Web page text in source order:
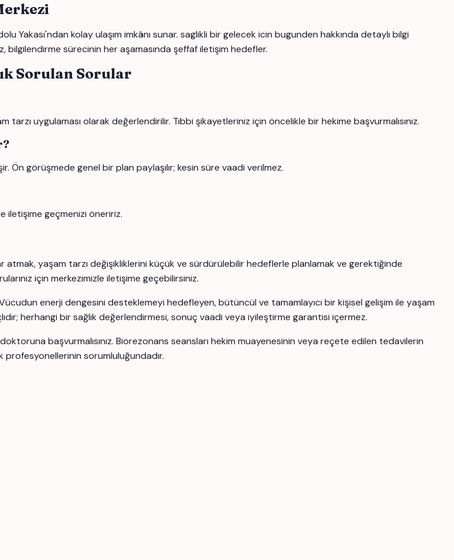
Yakası'ndan kolay ulaşım imkânı sunar. saglikli bir gelecek icin bugunden hakkında detaylı bilgi
bilgilendirme sürecinin her aşamasında şeffaf iletişim hedefler.
Sorulan Sorular
uygulaması olarak değerlendirilir. Tıbbi şikayetleriniz için öncelikle bir hekime başvurmalısınız.
Ön görüşmede genel bir plan paylaşılır; kesin süre vaadi verilmez.
iletişime geçmenizi öneririz.
atmak, yaşam tarzı değişikliklerini küçük ve sürdürülebilir hedeflerle planlamak ve gerektiğinde
için merkezimizle iletişime geçebilirsiniz.
enerji dengesini desteklemeyi hedefleyen, bütüncül ve tamamlayıcı bir kişisel gelişim ile yaşam
herhangi bir sağlık değerlendirmesi, sonuç vaadi veya iyileştirme garantisi içermez.
başvurmalısınız. Biorezonans seansları hekim muayenesinin veya reçete edilen tedavilerin
profesyonellerinin sorumluluğundadır.